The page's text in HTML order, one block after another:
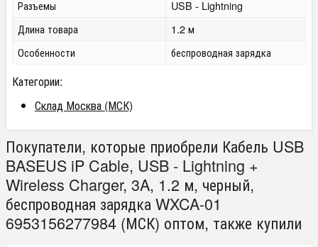
Разъемы
USB - Lightning
Длина товара
1.2 м
Особенности
беспроводная зарядка
Категории:
Склад Москва (МСК)
Покупатели, которые приобрели Кабель USB
BASEUS iP Cable, USB - Lightning +
Wireless Charger, 3A, 1.2 м, черный,
беспроводная зарядка WXCA-01
6953156277984 (МСК) оптом, также купили